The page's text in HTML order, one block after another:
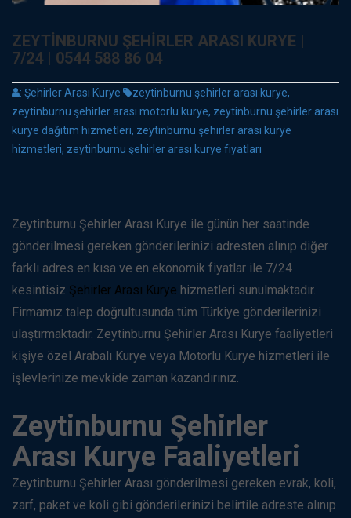
ZEYTINBURNU ŞEHIRLER ARASI KURYE |
7/24 | 0544 588 86 04
: Şehirler Arası Kurye
zeytinburnu şehirler arası kurye,
zeytinburnu şehirler arası motorlu kurye, zeytinburnu şehirler arası
kurye dağıtım hizmetleri, zeytinburnu şehirler arası kurye
hizmetleri, zeytinburnu şehirler arası kurye fiyatları
Zeytinburnu Şehirler Arası Kurye ile günün her saatinde
gönderilmesi gereken gönderilerinizi adresten alınıp diğer
farklı adres en kısa ve en ekonomik fiyatlar ile 7/24
kesintisiz Şehirler Arası Kurye hizmetleri sunulmaktadır.
Firmamız talep doğrultusunda tüm Türkiye gönderilerinizi
ulaştırmaktadır. Zeytinburnu Şehirler Arası Kurye faaliyetleri
kişiye özel Arabalı Kurye veya Motorlu Kurye hizmetleri ile
işlevlerinize mevkide zaman kazandırınız.
Zeytinburnu Şehirler
Arası Kurye Faaliyetleri
Zeytinburnu Şehirler Arası gönderilmesi gereken evrak, koli,
zarf, paket ve koli gibi gönderilerinizi belirtile adreste alınıp